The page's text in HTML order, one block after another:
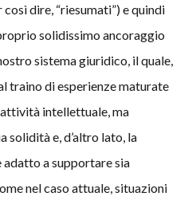
dire, “riesumati”) e quindi
solidissimo ancoraggio
sistema giuridico, il quale,
traino di esperienze maturate
intellettuale, ma
solidità e, d’altro lato, la
a supportare sia
nel caso attuale, situazioni